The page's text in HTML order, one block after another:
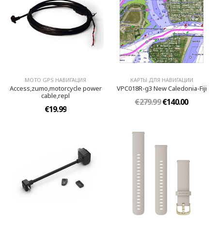
МОТО GPS НАВИГАЦИЯ
Access,zumo,motorcycle power
cable,repl
€19.99
КАРТЫ ДЛЯ НАВИГАЦИИ
VPC018R-g3 New Caledonia-Fiji
€279.99€140.00